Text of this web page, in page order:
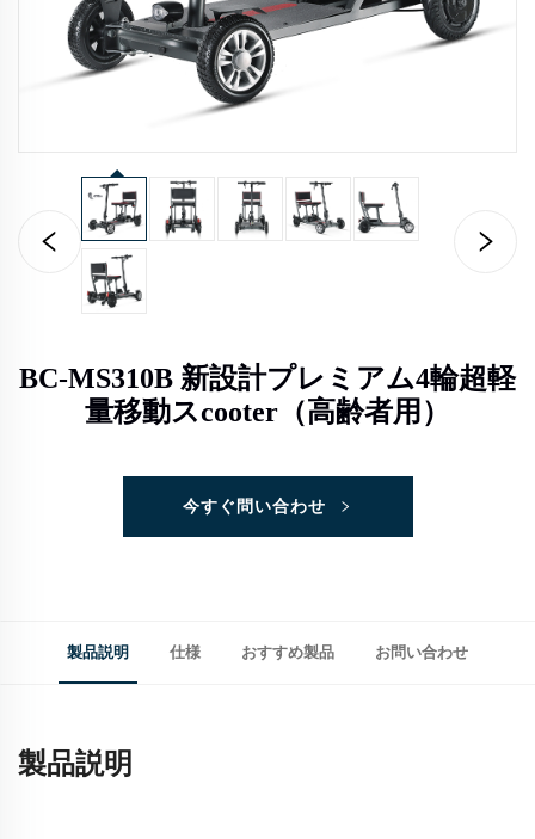
BC-MS310B 新設計プレミアム4輪超軽
量移動スcooter（高齢者用）
今すぐ問い合わせ
製品説明 仕様 おすすめ製品 お問い合わせ
製品説明